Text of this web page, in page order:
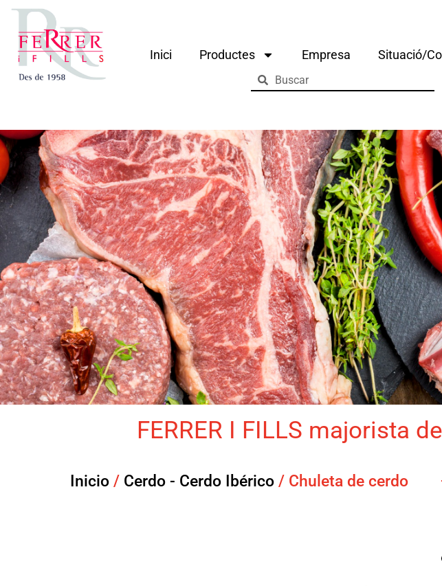
Inici Productes Empresa Situació/
FERRER I FILLS majorista
Inicio / Cerdo - Cerdo Ibérico / Chuleta de cerdo